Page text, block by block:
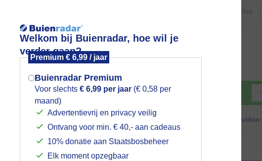
Welkom bij Buienradar, hoe wil je
verder gaan?
Premium € 6,99 / jaar
Buienradar Premium
Voor slechts € 6,99 per jaar (€ 0,58 per
maand)
Advertentievrij en privacy veilig
Ontvang voor min. € 40,- aan cadeaus
10% donatie aan Staatsbosbeheer
Elk moment opzegbaar
Files
Foto en video Weerzine
Zoeken in foto & video:
Mogen we je locatie gebruiken voor
het weer?